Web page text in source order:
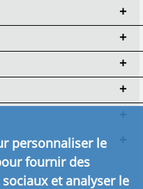
personnaliser le
fournir des
et analyser le